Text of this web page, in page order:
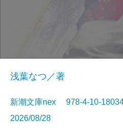
浅葉なつ／著
新潮文庫nex 978-4-10-
2026/08/28